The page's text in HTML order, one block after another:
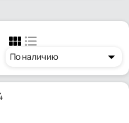
По наличию